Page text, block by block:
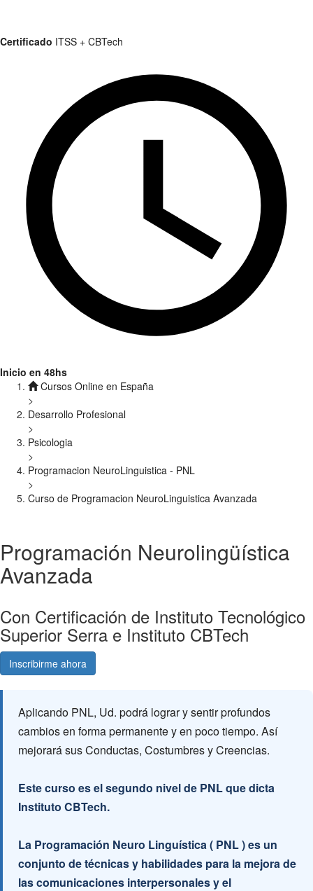
Certificado ITSS + CBTech
Inicio en 48hs
Cursos Online en España
>
Desarrollo Profesional
>
Psicologia
>
Programacion NeuroLinguistica - PNL
>
Curso de Programacion NeuroLinguistica Avanzada
Programación Neurolingüística
Avanzada
Con Certificación de Instituto Tecnológico
Superior Serra e Instituto CBTech
Inscribirme ahora
Aplicando PNL, Ud. podrá lograr y sentir profundos
cambios en forma permanente y en poco tiempo. Así
mejorará sus Conductas, Costumbres y Creencias.
Este curso es el segundo nivel de PNL que dicta
Instituto CBTech.
La Programación Neuro Linguística ( PNL ) es un
conjunto de técnicas y habilidades para la mejora de
las comunicaciones interpersonales y el